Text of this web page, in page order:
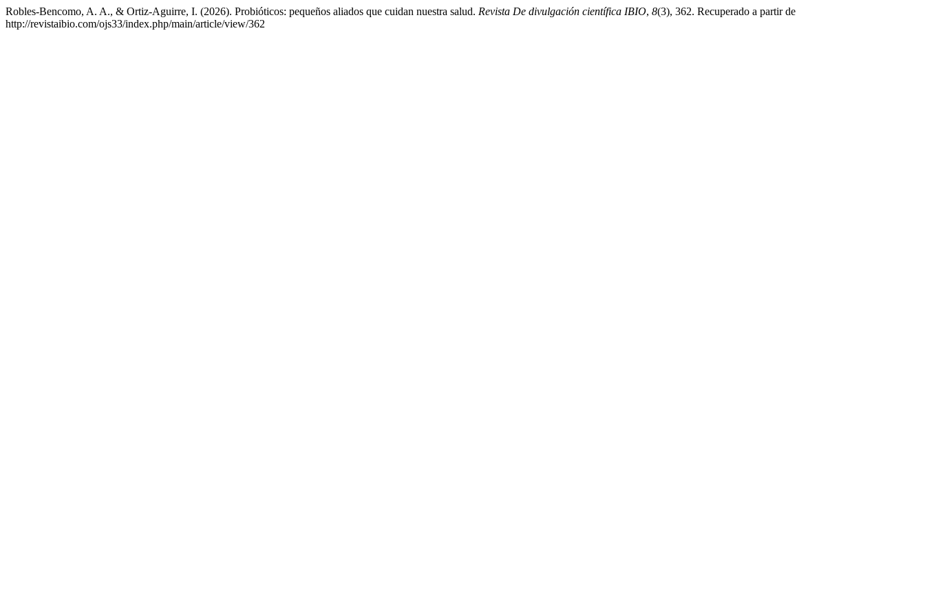
Robles-Bencomo, A. A., & Ortiz-Aguirre, I. (2026). Probióticos: pequeños aliados que cuidan nuestra salud. Revista De divulgación científica IBIO, 8(3), 362. Recuperado a partir de
http://revistaibio.com/ojs33/index.php/main/article/view/362